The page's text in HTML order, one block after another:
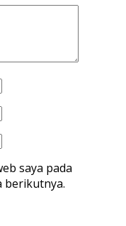
saya pada
berikutnya.